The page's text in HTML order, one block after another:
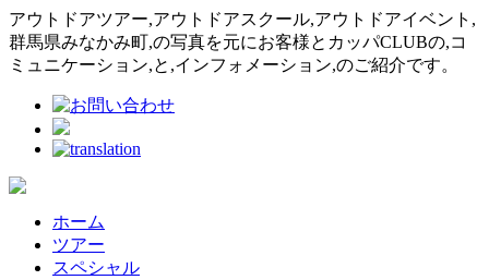
アウトドアツアー,アウトドアスクール,アウトドアイベント,
群馬県みなかみ町,の写真を元にお客様とカッパCLUBの,コ
ミュニケーション,と,インフォメーション,のご紹介です。
ホーム
ツアー
スペシャル